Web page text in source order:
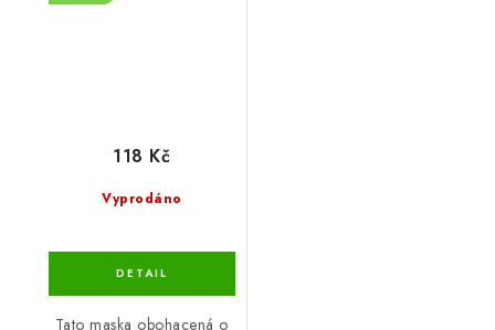
Vyprodáno
118 Kč
Tato maska obohacená o